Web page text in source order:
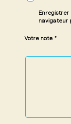
Enregistrer
navigateur
Votre note *
1 étoile
2 étoiles
3 étoiles
4 étoiles
5 étoiles